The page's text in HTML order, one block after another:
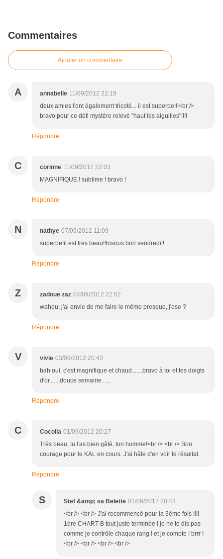
Commentaires
Ajouter un commentaire
A annabelle 11/09/2012 22:19
deux amies l'ont également tricoté... il est superbe!!!<br />
bravo pour ce défi mystère relevé "haut les aiguilles"!!!!
Répondre
C corinne 11/09/2012 22:03
MAGNIFIQUE ! sublime ! bravo !
Répondre
N nathye 07/09/2012 11:09
superbe!il est tres beau!!bisous bon vendredi!!
Répondre
Z zadoue zaz 04/09/2012 22:02
wahou, j'ai envie de me faire le même presque, j'ose ?
Répondre
V vivie 03/09/2012 20:43
bah oui, c'est magnifique et chaud.......bravo à toi et tes doigts
d'or.......douce semaine......
Répondre
C Cocolia 01/09/2012 20:27
Très beau, tu l'as bien gâté, ton homme!<br /> <br /> Bon
courage pour le KAL en cours. J'ai hâte d'en voir le résultat.
Répondre
S Stef &amp; sa Belette 01/09/2012 20:43
<br /> <br /> J'ai recommencé pour la 3ème fois !!!!
1ère CHART B tout juste terminée ! je ne te dis pas
comme je contrôle chaque rang ! et je compte ! brrr !
<br /> <br /> <br /> <br />